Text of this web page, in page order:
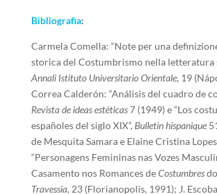
Bibliografia:
Carmela Comella: “Note per una
storica del Costumbrismo nella letteratura
Annali Istituto Universitario Orientale, 19
Correa Calderón: “Análisis del cuadro de
Revista de ideas estéticas7 (1949) e “Los
españoles del siglo XIX”, Bulletin hispanique
de Mesquita Samara e Elaine Cristina
“Personagens Femininas nas Vozes
Casamento nos Romances deCostumbres
Travessia, 23 (Florianopolis, 1991); J.